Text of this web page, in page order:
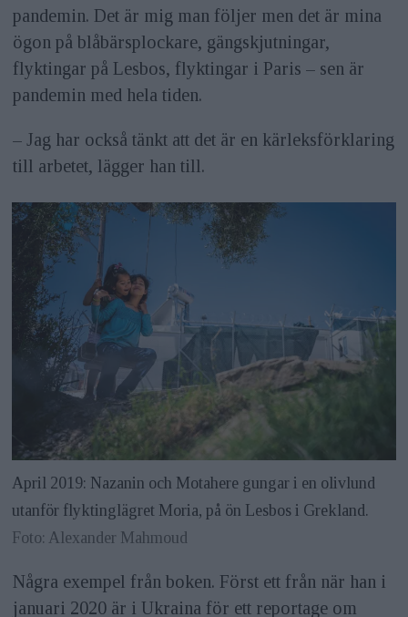
pandemin. Det är mig man följer men det är mina
ögon på blåbärsplockare, gängskjutningar,
flyktingar på Lesbos, flyktingar i Paris – sen är
pandemin med hela tiden.
– Jag har också tänkt att det är en kärleksförklaring
till arbetet, lägger han till.
April 2019: Nazanin och Motahere gungar i en olivlund
utanför flyktinglägret Moria, på ön Lesbos i Grekland.
Foto: Alexander Mahmoud
Några exempel från boken. Först ett från när han i
januari 2020 är i Ukraina för ett reportage om